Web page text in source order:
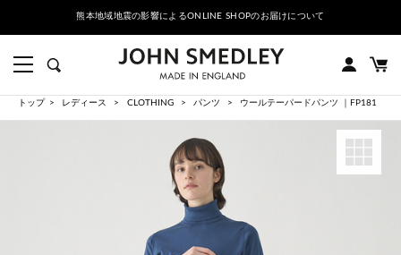
熊本地域地震の影響によるONLINE SHOPのお届けについて
トップ レディース CLOTHING パンツ ウールテーパードパンツ ｜FP181